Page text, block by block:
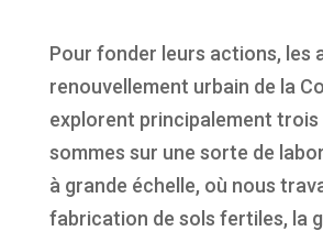
Pour fonder leurs actions, les
renouvellement urbain de la
explorent principalement trois
sommes sur une sorte de
à grande échelle, où nous
fabrication de sols fertiles, la